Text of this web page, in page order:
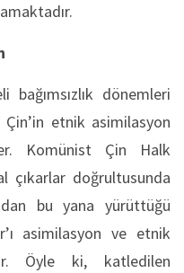
bağımsızlık dönemleri
Çin’in etnik asimilasyon
Komünist Çin Halk
çıkarlar doğrultusunda
bu yana yürüttüğü
asimilasyon ve etnik
Öyle ki, katledilen